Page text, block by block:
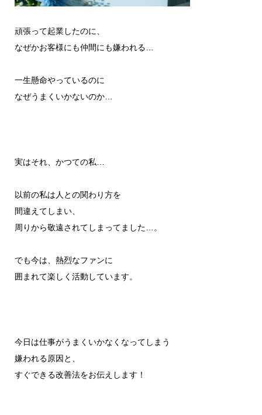
頑張って起業したのに、
なぜかお客様にも仲間にも嫌われる…
一生懸命やっているのに
なぜうまくいかないのか…
実はそれ、かつての私…
以前の私は人との関わり方を
間違えてしまい、
周りから敬遠されてしまってました…。
でも今は、熱烈なファンに
囲まれて楽しく活動しています。
今日は仕事がうまくいかなくなってしまう
嫌われる原因と、
すぐできる改善法をお伝えします！